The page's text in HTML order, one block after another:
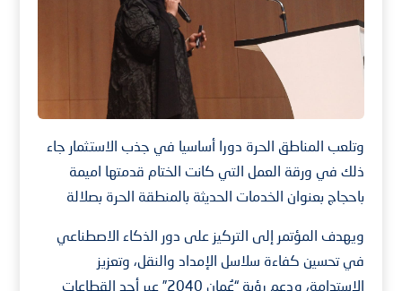
وتلعب المناطق الحرة دورا أساسيا في جذب الاستثمار جاء
ذلك في ورقة العمل التي كانت الختام قدمتها اميمة
باحجاج بعنوان الخدمات الحديثة بالمنطقة الحرة بصلالة
ويهدف المؤتمر إلى التركيز على دور الذكاء الاصطناعي
في تحسين كفاءة سلاسل الإمداد والنقل، وتعزيز
الاستدامة، ودعم رؤية “عُمان 2040” عبر أحد القطاعات